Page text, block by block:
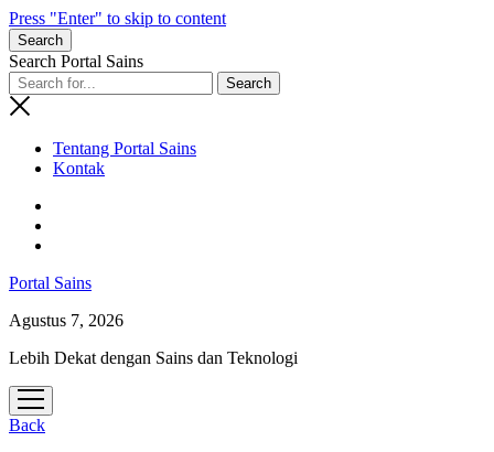
Press "Enter" to skip to content
Search
Search Portal Sains
Tentang Portal Sains
Kontak
Portal Sains
Agustus 7, 2026
Lebih Dekat dengan Sains dan Teknologi
open
menu
Back